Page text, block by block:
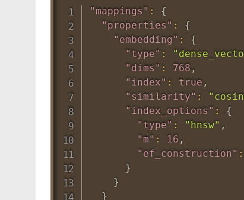
"mappings" :
{
"properties" :
{
"embedding" :
{
"type" :
"dims" : 768 ,
"index" : true ,
"similarity" :
"index_options" :
{
"type" : "hnsw" ,
"m" : 16 ,
"ef_construction" :
}
}
}